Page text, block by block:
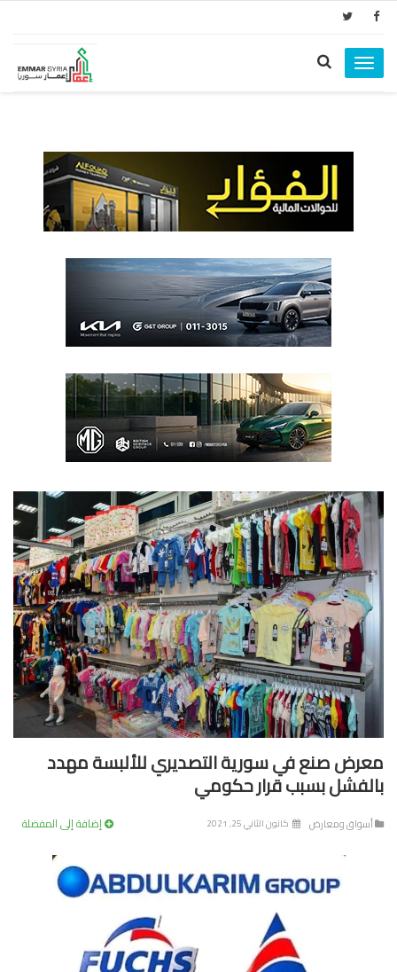
Toggle
navigation
صنع في سورية التصديري للألبسة مهدد
بسبب قرار حكومي
ومعارض كانون الثاني 25, 2021 إضافة إلى المفضلة